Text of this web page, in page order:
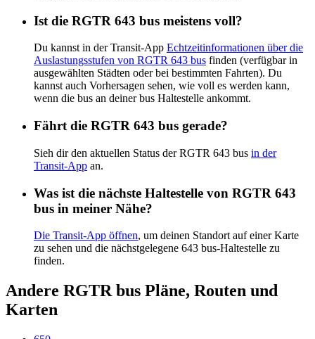
Ist die RGTR 643 bus meistens voll?
Du kannst in der Transit-App Echtzeitinformationen über die
Auslastungsstufen von RGTR 643 bus finden (verfügbar in
ausgewählten Städten oder bei bestimmten Fahrten). Du
kannst auch Vorhersagen sehen, wie voll es werden kann,
wenn die bus an deiner bus Haltestelle ankommt.
Fährt die RGTR 643 bus gerade?
Sieh dir den aktuellen Status der RGTR 643 bus in der
Transit-App an.
Was ist die nächste Haltestelle von RGTR 643
bus in meiner Nähe?
Die Transit-App öffnen, um deinen Standort auf einer Karte
zu sehen und die nächstgelegene 643 bus-Haltestelle zu
finden.
Andere RGTR bus Pläne, Routen und
Karten